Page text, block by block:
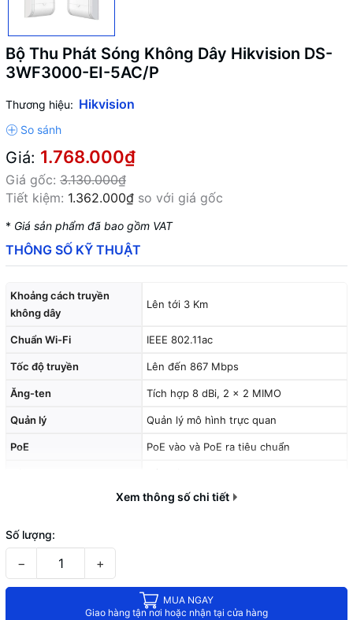
Bộ Thu Phát Sóng Không Dây Hikvision DS-
3WF3000-EI-5AC/P
Thương hiệu: Hikvision
Giá: 1.768.000₫
Giá gốc: 3.130.000₫
Tiết kiệm: 1.362.000₫ so với giá gốc
* Giá sản phẩm đã bao gồm VAT
THÔNG SỐ KỸ THUẬT
Khoảng cách truyền
không dây
Lên tới 3 Km
Chuẩn Wi-Fi IEEE 802.11ac
Tốc độ truyền Lên đến 867 Mbps
Ăng-ten Tích hợp 8 dBi, 2 × 2 MIMO
Quản lý Quản lý mô hình trực quan
PoE PoE vào và PoE ra tiêu chuẩn
Xem thông số chi tiết
Số lượng:
− +
MUA NGAY
Giao hàng tận nơi hoặc nhận tại cửa hàng